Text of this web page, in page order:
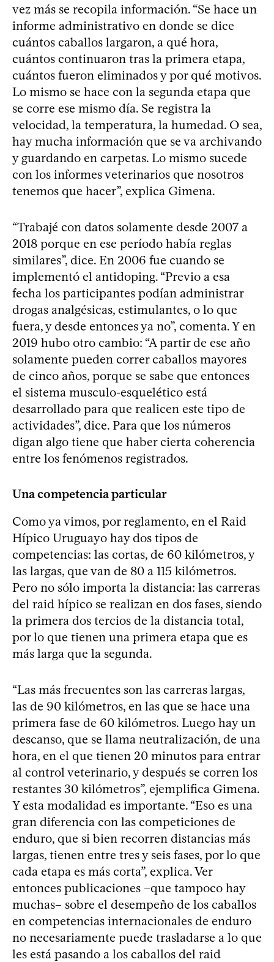
vez más se recopila información. “Se hace un
informe administrativo en donde se dice
cuántos caballos largaron, a qué hora,
cuántos continuaron tras la primera etapa,
cuántos fueron eliminados y por qué motivos.
Lo mismo se hace con la segunda etapa que
se corre ese mismo día. Se registra la
velocidad, la temperatura, la humedad. O sea,
hay mucha información que se va archivando
y guardando en carpetas. Lo mismo sucede
con los informes veterinarios que nosotros
tenemos que hacer”, explica Gimena.
“Trabajé con datos solamente desde 2007 a
2018 porque en ese período había reglas
similares”, dice. En 2006 fue cuando se
implementó el antidoping. “Previo a esa
fecha los participantes podían administrar
drogas analgésicas, estimulantes, o lo que
fuera, y desde entonces ya no”, comenta. Y en
2019 hubo otro cambio: “A partir de ese año
solamente pueden correr caballos mayores
de cinco años, porque se sabe que entonces
el sistema musculo-esquelético está
desarrollado para que realicen este tipo de
actividades”, dice. Para que los números
digan algo tiene que haber cierta coherencia
entre los fenómenos registrados.
Una competencia particular
Como ya vimos, por reglamento, en el Raid
Hípico Uruguayo hay dos tipos de
competencias: las cortas, de 60 kilómetros, y
las largas, que van de 80 a 115 kilómetros.
Pero no sólo importa la distancia: las carreras
del raid hípico se realizan en dos fases, siendo
la primera dos tercios de la distancia total,
por lo que tienen una primera etapa que es
más larga que la segunda.
“Las más frecuentes son las carreras largas,
las de 90 kilómetros, en las que se hace una
primera fase de 60 kilómetros. Luego hay un
descanso, que se llama neutralización, de una
hora, en el que tienen 20 minutos para entrar
al control veterinario, y después se corren los
restantes 30 kilómetros”, ejemplifica Gimena.
Y esta modalidad es importante. “Eso es una
gran diferencia con las competiciones de
enduro, que si bien recorren distancias más
largas, tienen entre tres y seis fases, por lo que
cada etapa es más corta”, explica. Ver
entonces publicaciones –que tampoco hay
muchas– sobre el desempeño de los caballos
en competencias internacionales de enduro
no necesariamente puede trasladarse a lo que
les está pasando a los caballos del raid